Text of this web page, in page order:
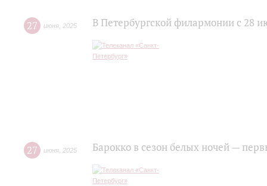
27 июня 2025 В Петербургской филармонии с 28
27 июня 2025 Барокко в сезон белых ночей —